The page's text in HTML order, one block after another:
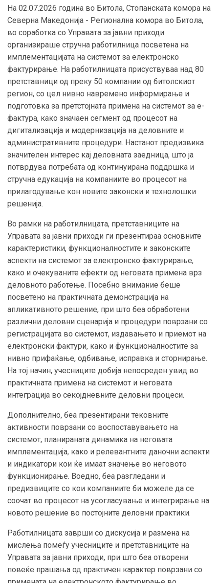
На 02.07.2026 година во Битола, Стопанската комора на
Северна Македонија - Регионална комора во Битола,
во соработка со Управата за јавни приходи
организираше стручна работилница посветена на
имплементацијата на системот за електронско
фактурирање. На работилницата присуствуваа над 80
претставници од преку 50 компании од битолскиот
регион, со цел нивно навремено информирање и
подготовка за претстојната примена на системот за е-
фактура, како значаен сегмент од процесот на
дигитализација и модернизација на деловните и
административните процедури. Настанот предизвика
значителен интерес кај деловната заедница, што ја
потврдува потребата од континуирана поддршка и
стручна едукација на компаниите во процесот на
прилагодување кон новите законски и технолошки
решенија.
Во рамки на работилницата, претставниците на
Управата за јавни приходи ги презентираа основните
карактеристики, функционалностите и законските
аспекти на системот за електронско фактурирање,
како и очекуваните ефекти од неговата примена врз
деловното работење. Посебно внимание беше
посветено на практичната демонстрација на
апликативното решение, при што беа обработени
различни деловни сценарија и процедури поврзани со
регистрацијата во системот, издавањето и приемот на
електронски фактури, како и функционалностите за
нивно прифаќање, одбивање, исправка и сторнирање.
На тој начин, учесниците добија непосреден увид во
практичната примена на системот и неговата
интеграција во секојдневните деловни процеси.
Дополнително, беа презентирани тековните
активности поврзани со воспоставувањето на
системот, планираната динамика на неговата
имплементација, како и релевантните даночни аспекти
и индикатори кои ќе имаат значење во неговото
функционирање. Воедно, беа разгледани и
предизвиците со кои компаниите би можеле да се
соочат во процесот на усогласување и интегрирање на
новото решение во постојните деловни практики.
Работилницата заврши со дискусија и размена на
мислења помеѓу учесниците и претставниците на
Управата за јавни приходи, при што беа отворени
повеќе прашања од практичен карактер поврзани со